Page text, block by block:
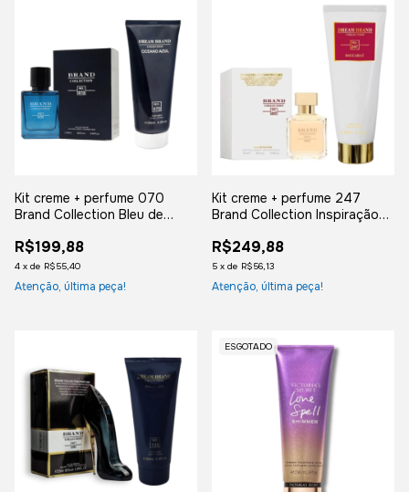
Kit creme + perfume 070
Brand Collection Bleu de
R$199,88
4 x de R$55,40
Atenção, última peça!
Kit creme + perfume 247
Brand Collection Inspiração
R$249,88
5 x de R$56,13
Atenção, última peça!
ESGOTADO